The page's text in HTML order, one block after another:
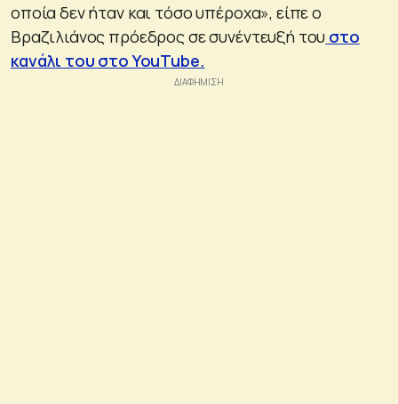
οποία δεν ήταν και τόσο υπέροχα», είπε ο
Βραζιλιάνος πρόεδρος σε συνέντευξή του στο
κανάλι του στο YouTube.